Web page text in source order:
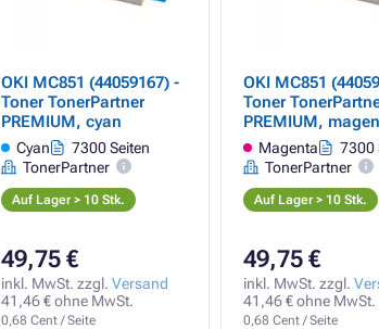
OKI MC851 (44059167) -
Toner TonerPartner
PREMIUM, cyan
Cyan
7300 Seiten
TonerPartner
Auf Lager > 10 Stk.
49,75 €
inkl. MwSt. zzgl. Versand
41,46 € ohne MwSt.
0,68 Cent / Seite
OKI MC851
Toner
PREMIUM,
Magenta
7300
TonerPartner
Auf Lager > 10 Stk.
49,75 €
inkl. MwSt. zzgl.
41,46 € ohne MwSt.
0,68 Cent / Seite